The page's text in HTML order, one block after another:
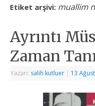
Etiket arşivi: muallim
Ayrıntı
Zaman
Yazarı: salih kutluer | 13